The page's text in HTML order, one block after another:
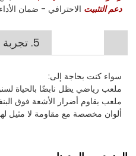
دعم التثبيت الاحترافي - ضمان
5. تجربة الفرق مع FieldsMaster
سواء كنت بحاجة إلى:
ملعب رياضي يظل نابضًا بالحياة
ملعب يقاوم أضرار الأشعة فوق
ألوان مخصصة مع مقاومة لا مثيل لها